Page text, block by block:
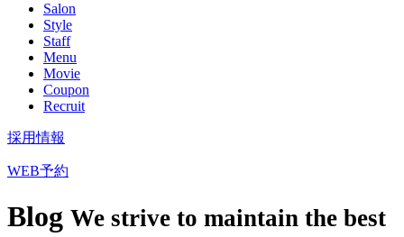
Salon
Style
Staff
Menu
Movie
Coupon
Recruit
採用情報
WEB予約
Blog We strive to maintain the best